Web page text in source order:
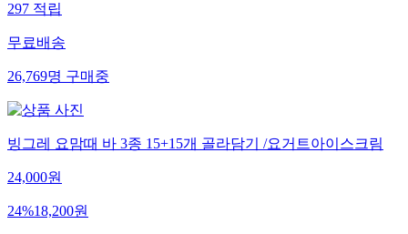
297적립
무료배송
26,769명구매중
빙그레 요맘때 바 3종 15+15개 골라담기 /요거트아이스크림
24,000원
24%18,200원